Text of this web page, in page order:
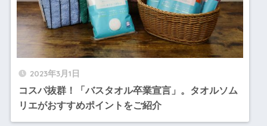
2023年3月1日
コスパ抜群！「バスタオル卒業宣言」。タオルソム
リエがおすすめポイントをご紹介